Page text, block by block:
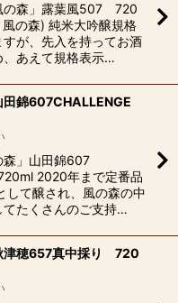
森」露葉風507 720
の森) 純米大吟醸規格
が、先入を持ってお酒
、あえて規格表示…
錦607CHALLENGE
」山田錦607
2020年まで定番品
して醸され、風の森の中
てたくさんのご⽀持…
津穂657真中採り 720